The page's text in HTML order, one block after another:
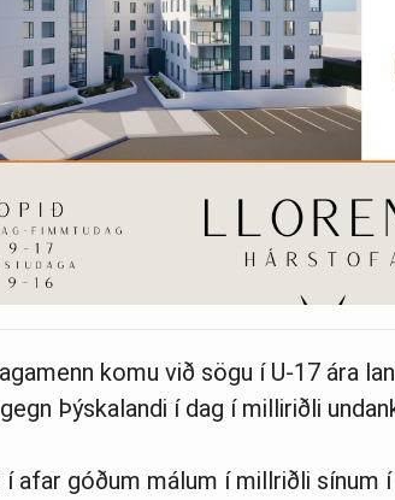
komu við sögu í U-17 ára
Þýskalandi í dag í milliriðli
í afar góðum mál­um í millriðli sín­um